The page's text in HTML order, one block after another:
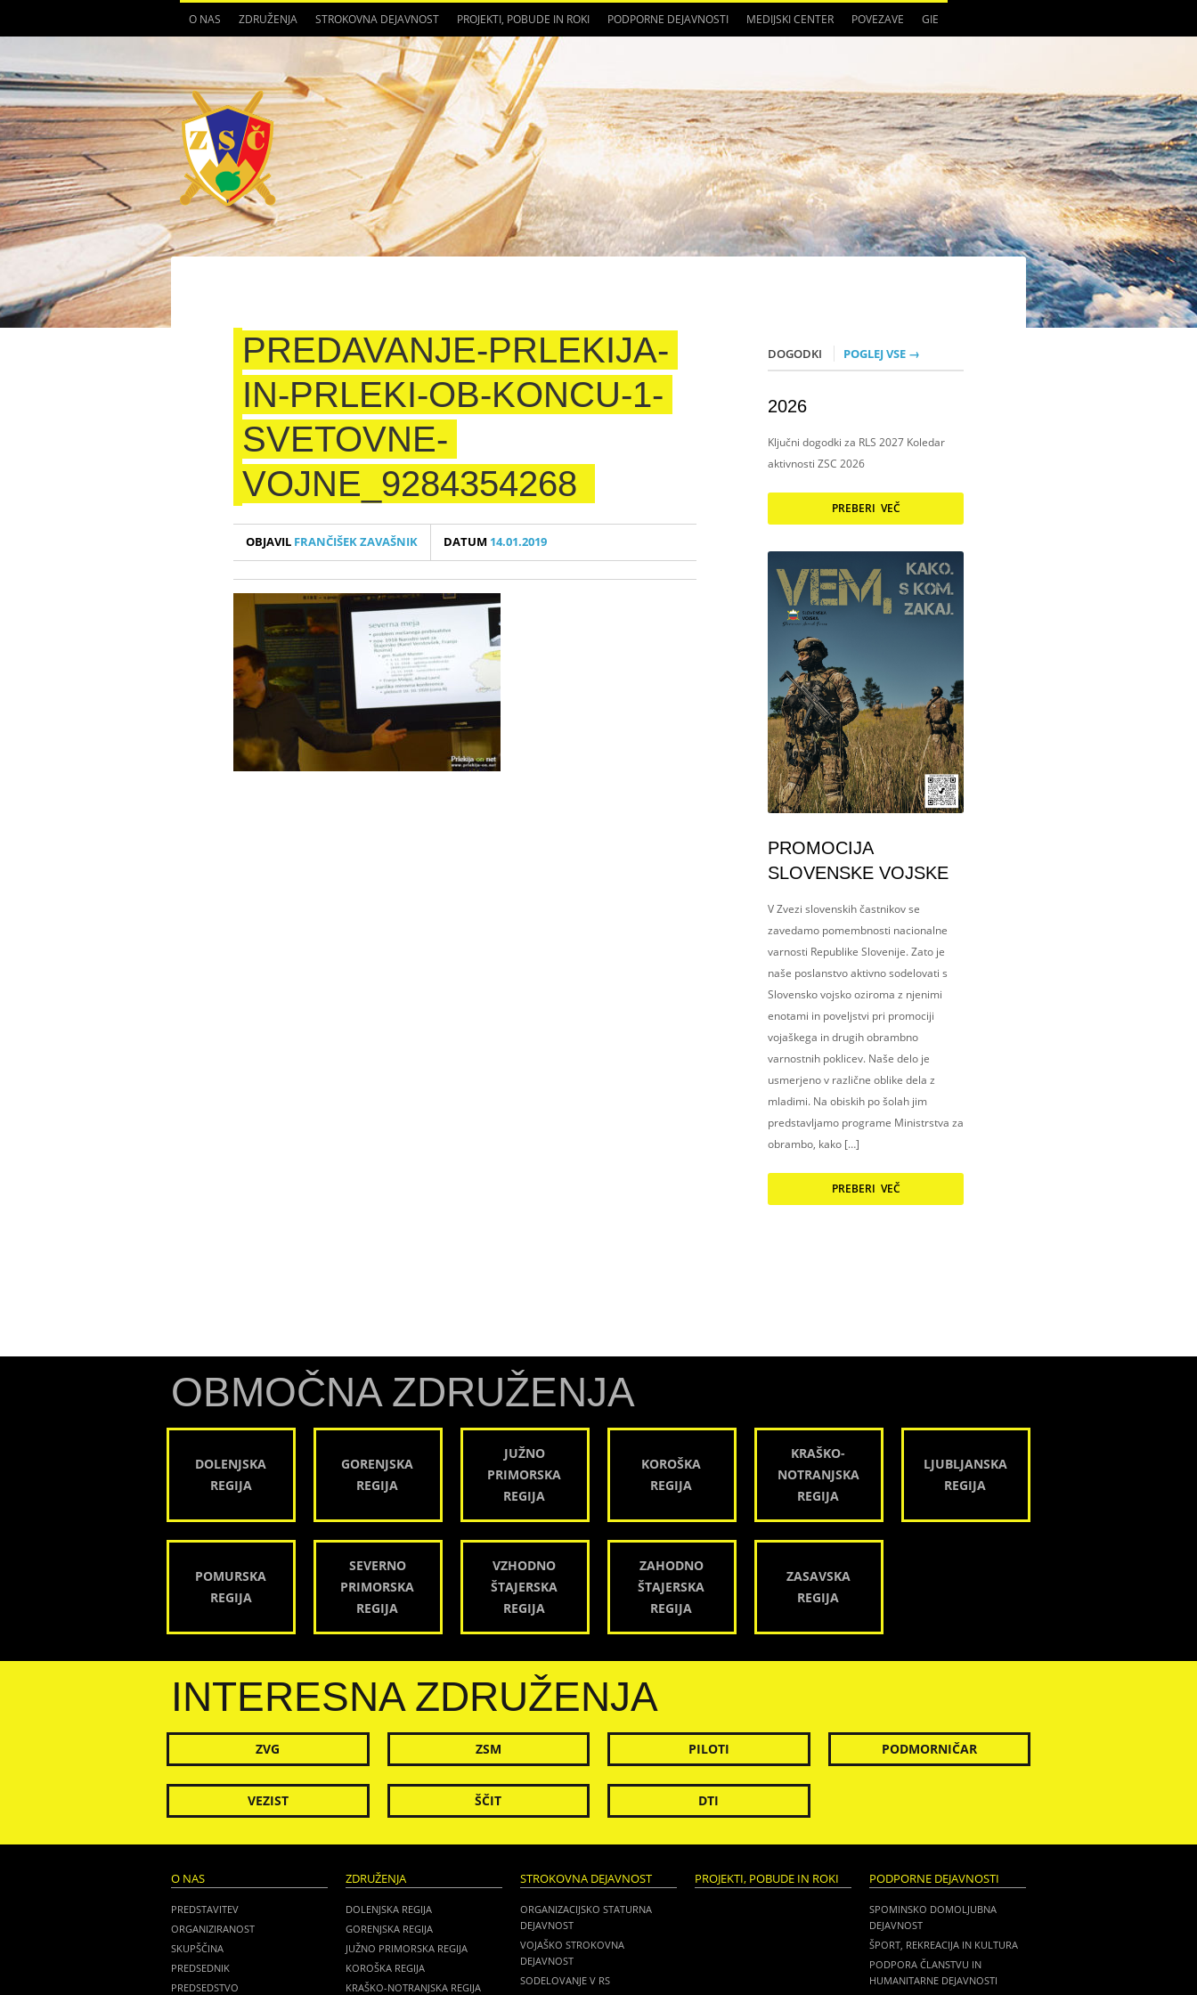
O NAS ZDRUŽENJA STROKOVNA DEJAVNOST PROJEKTI, POBUDE IN ROKI PODPORNE DEJAVNOSTI MEDIJSKI CENTER POVEZAVE GIE
PREDAVANJE-PRLEKIJA-
IN-PRLEKI-OB-KONCU-1-
SVETOVNE-
VOJNE_9284354268
OBJAVIL FRANČIŠEK ZAVAŠNIK DATUM 14.01.2019
DOGODKI POGLEJ VSE →
2026
Ključni dogodki za RLS 2027 Koledar
aktivnosti ZSC 2026
PREBERI VEČ
PROMOCIJA
SLOVENSKE VOJSKE
V Zvezi slovenskih častnikov se
zavedamo pomembnosti nacionalne
varnosti Republike Slovenije. Zato je
naše poslanstvo aktivno sodelovati s
Slovensko vojsko oziroma z njenimi
enotami in poveljstvi pri promociji
vojaškega in drugih obrambno
varnostnih poklicev. Naše delo je
usmerjeno v različne oblike dela z
mladimi. Na obiskih po šolah jim
predstavljamo programe Ministrstva za
obrambo, kako […]
PREBERI VEČ
OBMOČNA ZDRUŽENJA
DOLENJSKA
REGIJA
GORENJSKA
REGIJA
JUŽNO
PRIMORSKA
REGIJA
KOROŠKA
REGIJA
KRAŠKO-
NOTRANJSKA
REGIJA
LJUBLJANSKA
REGIJA
POMURSKA
REGIJA
SEVERNO
PRIMORSKA
REGIJA
VZHODNO
ŠTAJERSKA
REGIJA
ZAHODNO
ŠTAJERSKA
REGIJA
ZASAVSKA
REGIJA
INTERESNA ZDRUŽENJA
ZVG ZSM PILOTI PODMORNIČAR
VEZIST ŠČIT DTI
O NAS
PREDSTAVITEV
ORGANIZIRANOST
SKUPŠČINA
PREDSEDNIK
PREDSEDSTVO
ZDRUŽENJA
DOLENJSKA REGIJA
GORENJSKA REGIJA
JUŽNO PRIMORSKA REGIJA
KOROŠKA REGIJA
KRAŠKO-NOTRANJSKA REGIJA
STROKOVNA DEJAVNOST
ORGANIZACIJSKO STATURNA
DEJAVNOST
VOJAŠKO STROKOVNA
DEJAVNOST
SODELOVANJE V RS
PROJEKTI, POBUDE IN ROKI PODPORNE DEJAVNOSTI
SPOMINSKO DOMOLJUBNA
DEJAVNOST
ŠPORT, REKREACIJA IN KULTURA
PODPORA ČLANSTVU IN
HUMANITARNE DEJAVNOSTI